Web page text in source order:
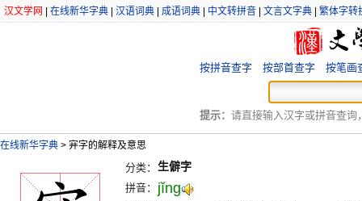
汉文学网 在线新华字典 汉语词典 成语词典 中文转拼音 文言文字典 繁体字转
按拼音查字 按部首查字 按笔画
提示： 请直接输入汉字或拼音查询
在线新华字典 > 宑字的解释及意思
分类： 生僻字
拼音： jĭng